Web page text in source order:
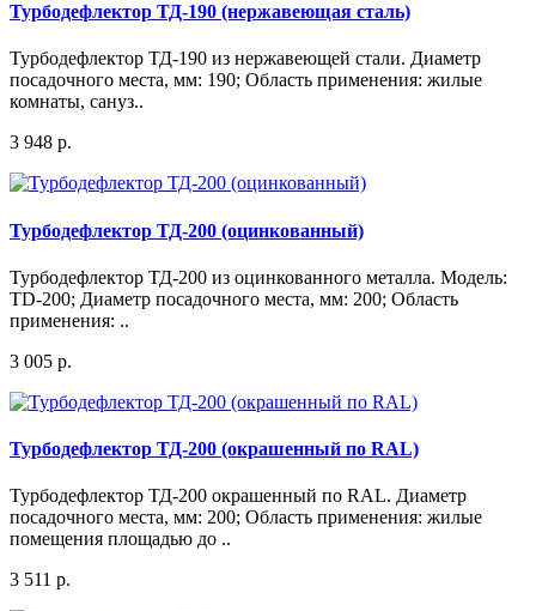
Турбодефлектор ТД-190 (нержавеющая сталь)
Турбодефлектор ТД-190 из нержавеющей стали. Диаметр
посадочного места, мм: 190; Область применения: жилые
комнаты, сануз..
3 948 р.
Турбодефлектор ТД-200 (оцинкованный)
Турбодефлектор ТД-200 из оцинкованного металла. Модель:
TD-200; Диаметр посадочного места, мм: 200; Область
применения: ..
3 005 р.
Турбодефлектор ТД-200 (окрашенный по RAL)
Турбодефлектор ТД-200 окрашенный по RAL. Диаметр
посадочного места, мм: 200; Область применения: жилые
помещения площадью до ..
3 511 р.